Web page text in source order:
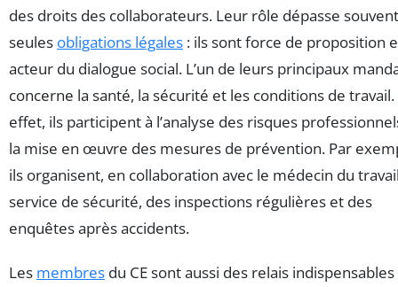
des droits des collaborateurs. Leur rôle dépasse
seules obligations légales : ils sont force de proposition
acteur du dialogue social. L’un de leurs principaux
concerne la santé, la sécurité et les conditions de travail.
effet, ils participent à l’analyse des risques
la mise en œuvre des mesures de prévention. Par
ils organisent, en collaboration avec le médecin du
service de sécurité, des inspections régulières et des
enquêtes après accidents.
Les membres du CE sont aussi des relais